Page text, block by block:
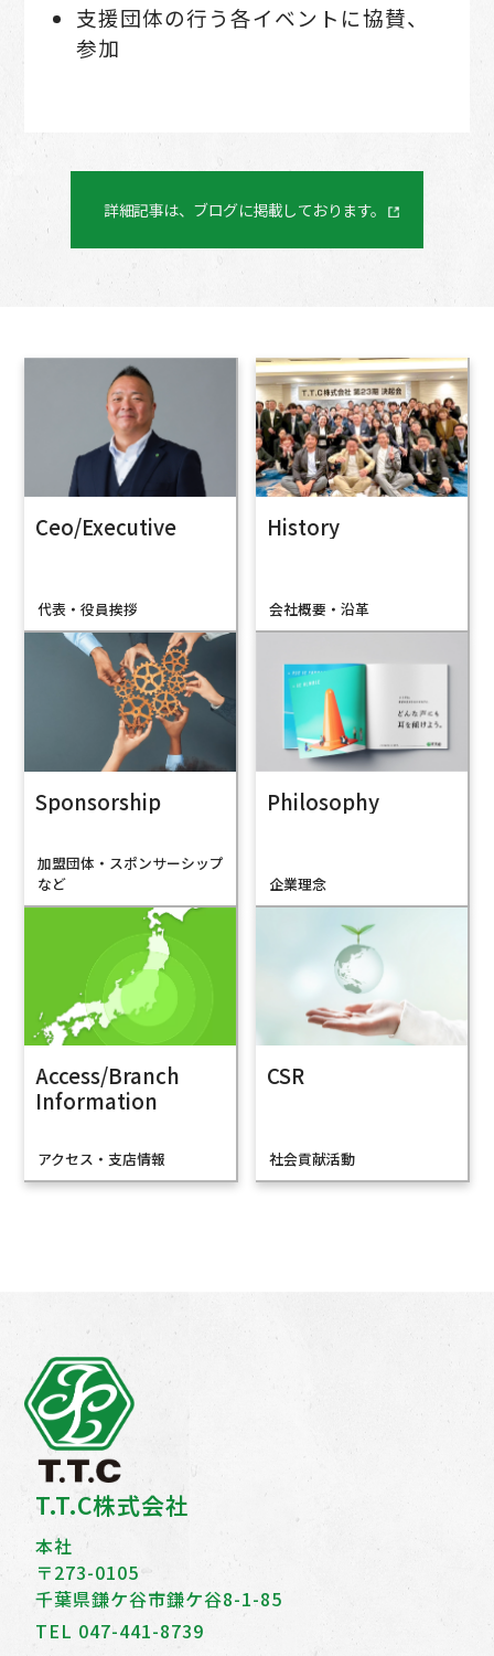
⽀援団体の⾏う各イベントに協賛、
参加
詳細記事は、ブログに掲載しております。
Ceo/Executive
代表・役員挨拶
History
会社概要・沿革
Sponsorship
加盟団体・スポンサーシップ
など
Philosophy
企業理念
Access/Branch
Information
アクセス・支店情報
CSR
社会貢献活動
T.T.C株式会社
本社
〒273-0105
千葉県鎌ケ谷市鎌ケ谷8-1-85
TEL 047-441-8739